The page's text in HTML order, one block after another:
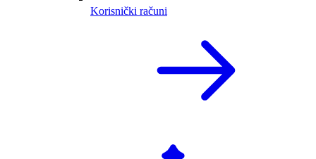
Korisnički računi